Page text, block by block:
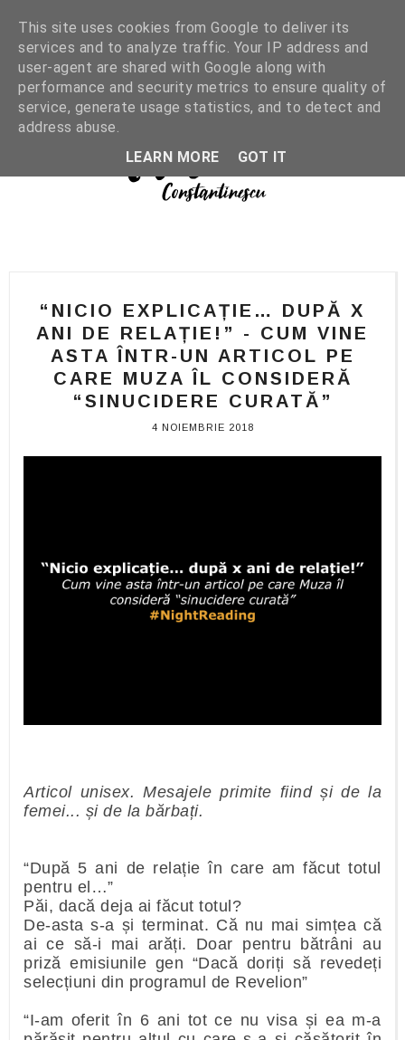
“NICIO EXPLICAȚIE… DUPĂ X
ANI DE RELAȚIE!” - CUM VINE
ASTA ÎNTR-UN ARTICOL PE
CARE MUZA ÎL CONSIDERĂ
“SINUCIDERE CURATĂ”
4 NOIEMBRIE 2018
Articol unisex. Mesajele primite fiind și de la
femei... și de la bărbați.
“După 5 ani de relație în care am făcut totul
pentru el…”
Păi, dacă deja ai făcut totul?
De-asta s-a și terminat. Că nu mai simțea că
ai ce să-i mai arăți. Doar pentru bătrâni au
priză emisiunile gen “Dacă doriți să revedeți
selecțiuni din programul de Revelion”
“I-am oferit în 6 ani tot ce nu visa și ea m-a
This site uses cookies from Google to deliver its
services and to analyze traffic. Your IP address and
user-agent are shared with Google along with
performance and security metrics to ensure quality of
service, generate usage statistics, and to detect and
address abuse.
LEARN MORE
GOT IT